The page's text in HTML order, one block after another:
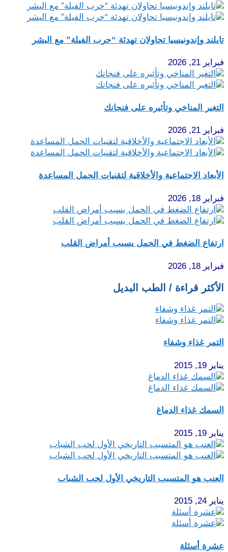
تايلند وإندونيسيا تحاولان تهدئة “حرب الفيلة” مع البشر
فبراير 21, 2026
التغير المناخي وتأثيره على فنجانك
فبراير 21, 2026
الأبعاد الاجتماعية والأخلاقية لتقنيات الحمل المساعدة
فبراير 18, 2026
ارتفاع الضغط في الحمل يسبب أمراض القلب
فبراير 18, 2026
الأكثر قراءة / الطب البديل
التمر غذاء وشفاء
يناير 19, 2015
السمك غذاء الدماغ
يناير 19, 2015
العنب هو المتسبب التاريخي الأول لحب الشباب
يناير 24, 2015
عشرة أسئلة